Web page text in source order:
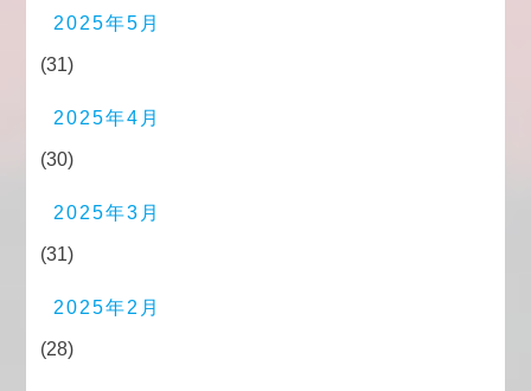
2025年5月
(31)
2025年4月
(30)
2025年3月
(31)
2025年2月
(28)